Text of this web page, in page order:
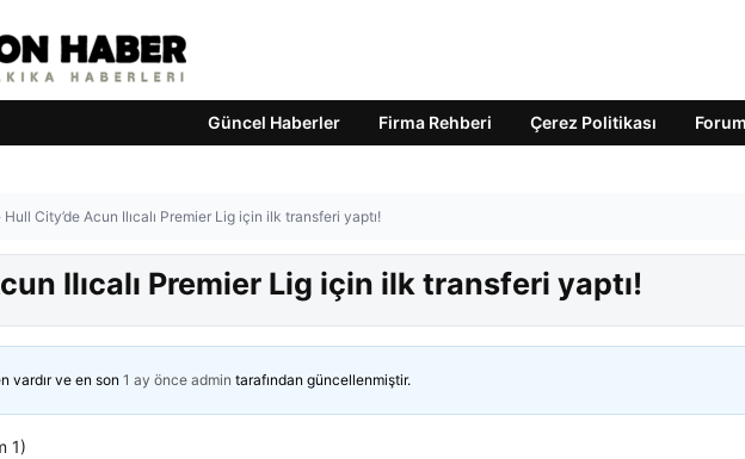
Güncel Haberler Firma Rehberi Çerez Politikası Forum
Hull City’de Acun Ilıcalı Premier Lig için ilk transferi yaptı!
Ilıcalı Premier Lig için ilk transferi yaptı!
vardır ve en son 1 ay önce admin tarafından güncellenmiştir.
1)